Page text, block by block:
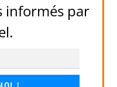
informés par